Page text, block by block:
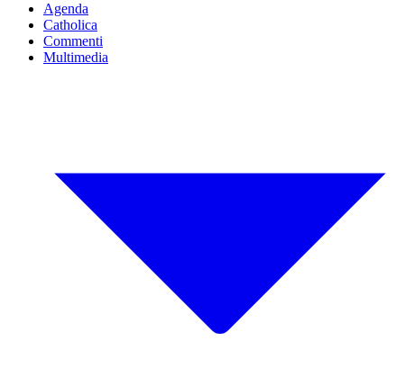
Agenda
Catholica
Commenti
Multimedia